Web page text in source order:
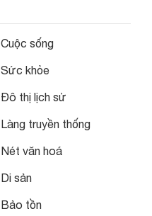
Cuộc sống
Sức khỏe
Đô thị lịch sử
Làng truyền thống
Nét văn hoá
Di sản
Bảo tồn